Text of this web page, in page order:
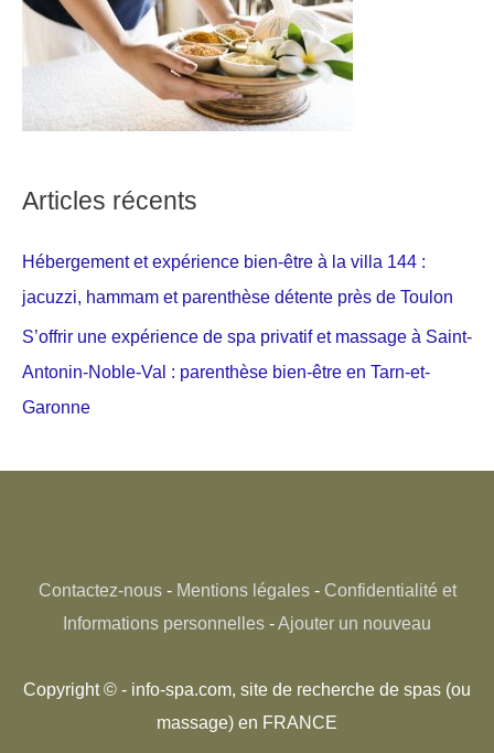
Articles récents
Hébergement et expérience bien-être à la villa 144 :
jacuzzi, hammam et parenthèse détente près de Toulon
S’offrir une expérience de spa privatif et massage à Saint-
Antonin-Noble-Val : parenthèse bien-être en Tarn-et-
Garonne
Contactez-nous- Mentions légales- Confidentialité et
Informations personnelles -Ajouter un nouveau
Copyright © - info-spa.com, site de recherche de spas (ou
massage) en FRANCE